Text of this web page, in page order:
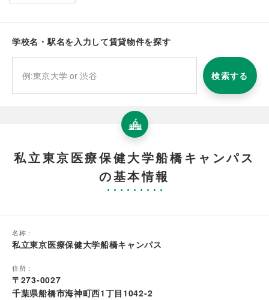
学校名・駅名を入力して賃貸物件を探す
検索する
私立東京医療保健大学船橋キャンパス
の基本情報
名称：
私立東京医療保健大学船橋キャンパス
住所：
〒273-0027
千葉県船橋市海神町西1丁目1042-2